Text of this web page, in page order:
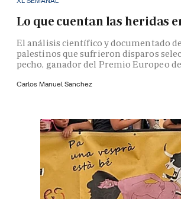
Lo que cuentan las heridas
El análisis científico y documentado de
palestinos que sufrieron disparos
pecho, ganador del Premio Europeo
Carlos Manuel Sanchez